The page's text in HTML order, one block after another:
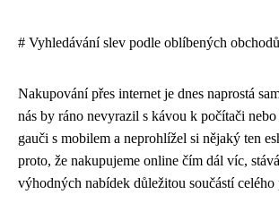
# Vyhledávání slev podle oblíbených
Nakupování přes internet je dnes naprostá
nás by ráno nevyrazil s kávou k počítači nebo
gauči s mobilem a neprohlížel si nějaký ten
proto, že nakupujeme online čím dál víc,
výhodných nabídek důležitou součástí celého